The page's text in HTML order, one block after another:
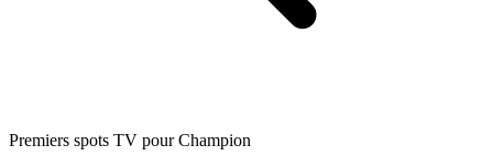
Premiers spots TV pour Champion